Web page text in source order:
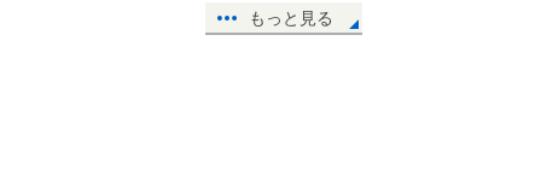
もっと見る